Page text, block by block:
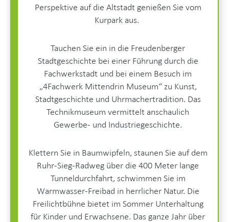
Perspektive auf die Altstadt genießen Sie vom
Kurpark aus.
Tauchen Sie ein in die Freudenberger
Stadtgeschichte bei einer Führung durch die
Fachwerkstadt und bei einem Besuch im
„4Fachwerk Mittendrin Museum“ zu Kunst,
Stadtgeschichte und Uhrmachertradition. Das
Technikmuseum vermittelt anschaulich
Gewerbe- und Industriegeschichte.
Klettern Sie in Baumwipfeln, staunen Sie auf dem
Ruhr-Sieg-Radweg über die 400 Meter lange
Tunneldurchfahrt, schwimmen Sie im
Warmwasser-Freibad in herrlicher Natur. Die
Freilichtbühne bietet im Sommer Unterhaltung
für Kinder und Erwachsene. Das ganze Jahr über